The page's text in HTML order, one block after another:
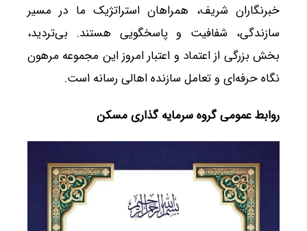
خبرنگاران شریف، همراهان استراتژیک ما در مسیر
سازندگی، شفافیت و پاسخگویی هستند. بی‌تردید،
بخش بزرگی از اعتماد و اعتبار امروز این مجموعه مرهون
نگاه حرفه‌ای و تعامل سازنده اهالی رسانه است.
روابط عمومی گروه سرمایه گذاری مسکن